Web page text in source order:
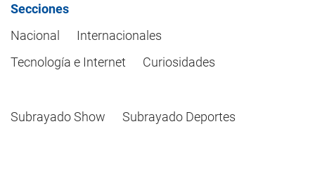
Secciones
Nacional
Internacionales
Tecnología e Internet
Curiosidades
Subrayado Show Subrayado Deportes